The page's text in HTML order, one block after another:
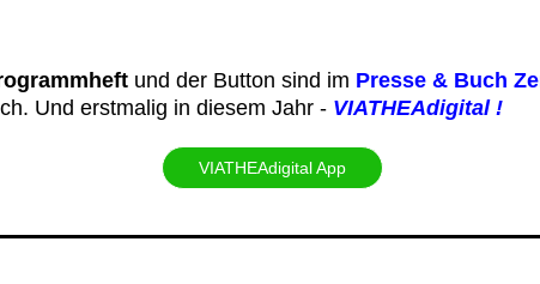
und der Button sind im Presse & Buch
Und erstmalig in diesem Jahr - VIATHEAdigital !
VIATHEAdigital App